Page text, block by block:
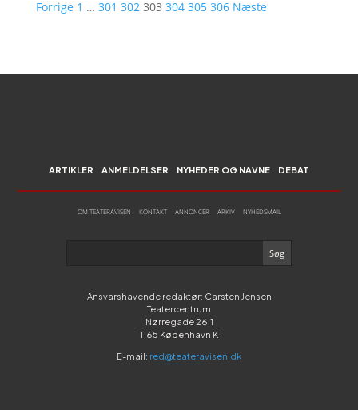
Forrige 1 … 301 302 303 304 305 306 Næste
ARTIKLER ANMELDELSER NYHEDER OG NAVNE DEBAT
OM TEATERAVISEN KONTAKT ANNONCER ARKIV NYHEDSMAIL
Ansvarshavende redaktør: Carsten Jensen
Teatercentrum
Nørregade 26,1
1165 København K
E-mail: red@teateravisen.dk